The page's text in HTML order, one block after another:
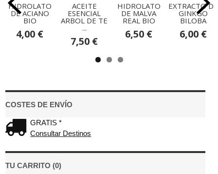
COSTES DE ENVÍO
GRATIS *
Consultar Destinos
TU CARRITO (0)
HIDROLATO
DE ACIANO
BIO
4,00 €
ACEITE
ESENCIAL
ARBOL DE TE
...
7,50 €
HIDROLATO
DE MALVA
REAL BIO
6,50 €
EXTRACTO DE
GINKGO
BILOBA
6,00 €